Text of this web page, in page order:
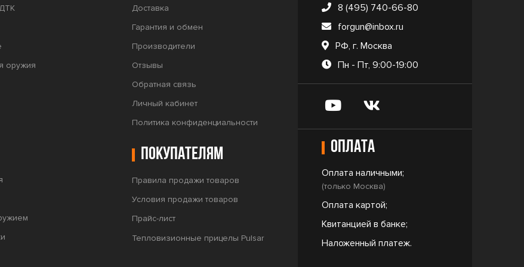
8 (495) 740-66-80
forgun@inbox.ru
РФ, г. Москва
Пн - Пт, 9:00-19:00
Оплата
Оплата наличными;
(только Москва)
Оплата картой;
Квитанцией в банке;
Наложенный платеж.
оружия
Доставка
Гарантия и обмен
Производители
Отзывы
Обратная связь
Личный кабинет
Политика конфиденциальности
Покупателям
Правила продажи товаров
Условия продажи товаров
Прайс-лист
Тепловизионные прицелы Pulsar